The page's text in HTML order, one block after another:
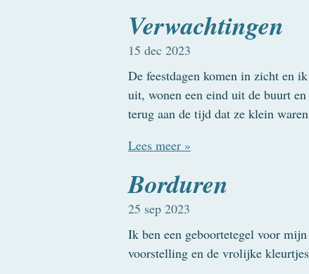
Verwachtingen
15 dec 2023
De feestdagen komen in zicht en
uit, wonen een eind uit de buurt
terug aan de tijd dat ze klein
Lees meer »
Borduren
25 sep 2023
Ik ben een geboortetegel voor
voorstelling en de vrolijke